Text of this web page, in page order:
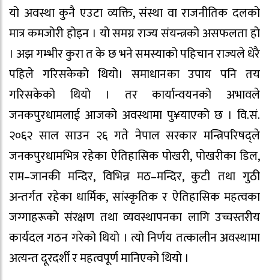
यो अवस्था कुनै एउटा व्यक्ति, संस्था वा राजनीतिक दलको
मात्र कमजोरी होइन । यो समग्र राज्य संयन्त्रको असफलता हो
। अझ गम्भीर कुरा त के छ भने समस्याको पहिचान राज्यले धेरै
पहिले गरिसकेको थियो। समाधानका उपाय पनि तय
गरिसकेको थियो । तर कार्यान्वयनको अभावले
जनकपुरधामलाई आजको अवस्थामा पु¥याएको छ । वि.सं.
२०६२ साल साउन २६ गते नेपाल सरकार मन्त्रिपरिषद्ले
जनकपुरधामभित्र रहेका ऐतिहासिक पोखरी, पोखरीका डिल,
राम–जानकी मन्दिर, विभिन्न मठ–मन्दिर, कुटी तथा गुठी
अन्तर्गत रहेका धार्मिक, सांस्कृतिक र ऐतिहासिक महत्वका
जग्गाहरूको संरक्षण तथा व्यवस्थापनका लागि उच्चस्तरीय
कार्यदल गठन गरेको थियो । त्यो निर्णय तत्कालीन अवस्थामा
अत्यन्त दूरदर्शी र महत्वपूर्ण मानिएको थियो ।